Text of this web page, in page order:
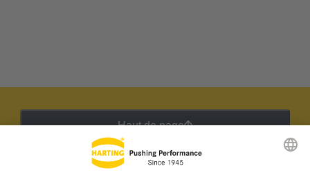
Haut de page